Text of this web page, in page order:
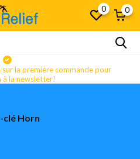
0 0
sur la première commande pour
la newsletter!
clé Horn